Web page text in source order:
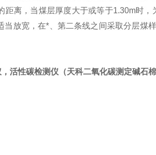
距离，当煤层厚度大于或等于1.30m时，
当放宽，在*、第二条线之间采取分层煤
活性碳检测仪（天科二氧化碳测定碱石